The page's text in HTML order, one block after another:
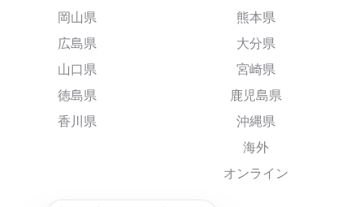
岡山県
広島県
山口県
徳島県
香川県
熊本県
大分県
宮崎県
鹿児島県
沖縄県
海外
オンライン